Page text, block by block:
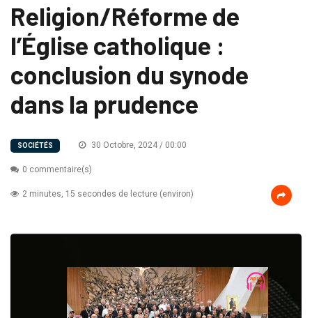
Religion/Réforme de
l’Église catholique :
conclusion du synode
dans la prudence
SOCIÉTÉS 30 Octobre, 2024 / 00:00
0 commentaire(s)
2 minutes, 15 secondes de lecture (environ)